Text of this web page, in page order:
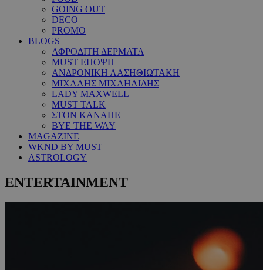
GOING OUT
DECO
PROMO
BLOGS
ΑΦΡΟΔΙΤΗ ΔΕΡΜΑΤΑ
MUST ΕΠΟΨΗ
ΑΝΔΡΟΝΙΚΗ ΛΑΣΗΘΙΩΤΑΚΗ
ΜΙΧΑΛΗΣ ΜΙΧΑΗΛΙΔΗΣ
LADY MAXWELL
MUST TALK
ΣΤΟΝ ΚΑΝΑΠΕ
BYE THE WAY
MAGAZINE
WKND BY MUST
ASTROLOGY
ENTERTAINMENT